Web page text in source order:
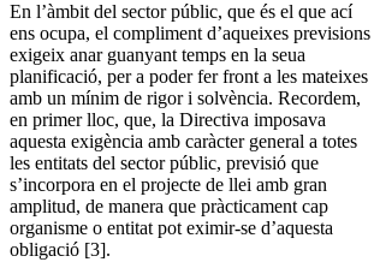
En l’àmbit del sector públic, que és el que ací
ens ocupa, el compliment d’aqueixes previsions
exigeix anar guanyant temps en la seua
planificació, per a poder fer front a les mateixes
amb un mínim de rigor i solvència. Recordem,
en primer lloc, que, la Directiva imposava
aquesta exigència amb caràcter general a totes
les entitats del sector públic, previsió que
s’incorpora en el projecte de llei amb gran
amplitud, de manera que pràcticament cap
organisme o entitat pot eximir-se d’aquesta
obligació [3].